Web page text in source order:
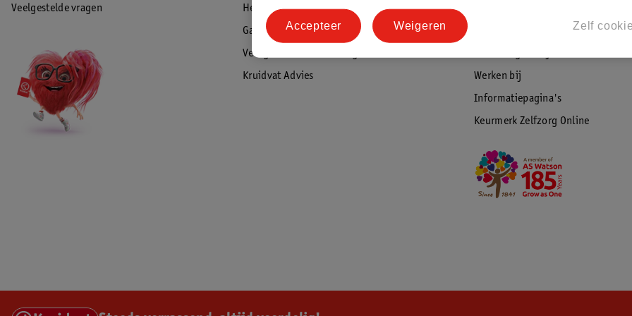
Veelgestelde vragen
Herroepen & retourneren
Garantie
Veiligheidswaarschuwingen
Kruidvat Advies
Werken bij
Informatiepagina's
Keurmerk Zelfzorg Online
Zelf
Weigeren
Accepteer